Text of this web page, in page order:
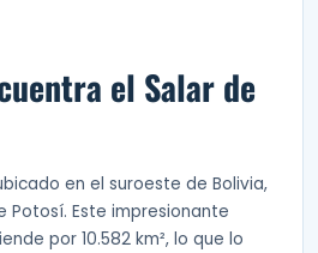
el Salar de
en el suroeste de Bolivia,
Este impresionante
por 10.582 km², lo que lo